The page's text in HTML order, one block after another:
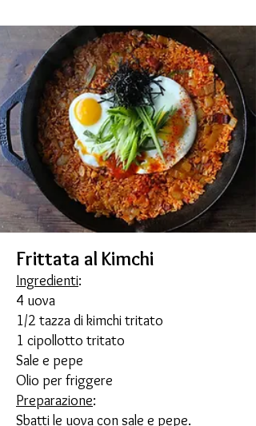
Frittata al Kimchi
Ingredienti:
4 uova
1/2 tazza di kimchi tritato
1 cipollotto tritato
Sale e pepe
Olio per friggere
Preparazione:
Sbatti le uova con sale e pepe.